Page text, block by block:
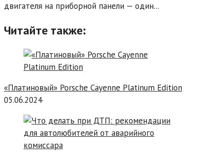
двигателя на приборной панели — один...
Читайте также:
«Платиновый» Porsche Cayenne Platinum Edition
05.06.2024